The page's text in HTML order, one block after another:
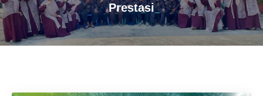
Prestasi